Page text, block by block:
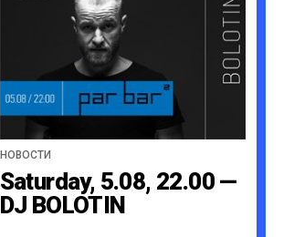
НОВОСТИ
Saturday, 5.08, 22.00 —
DJ BOLOTIN